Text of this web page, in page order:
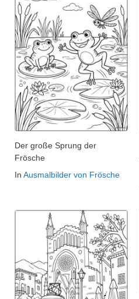
Der große Sprung der
Frösche
In Ausmalbilder von Frösche